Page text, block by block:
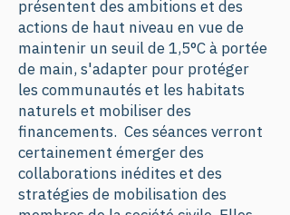
présentent des ambitions et des
actions de haut niveau en vue de
maintenir un seuil de 1,5°C à portée
de main, s'adapter pour protéger
les communautés et les habitats
naturels et mobiliser des
financements. Ces séances verront
certainement émerger des
collaborations inédites et des
stratégies de mobilisation des